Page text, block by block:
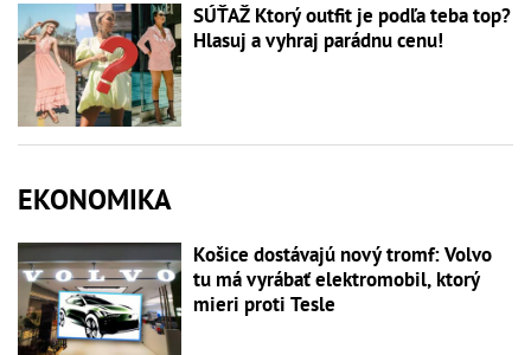
SÚŤAŽ Ktorý outfit je podľa teba top?
Hlasuj a vyhraj parádnu cenu!
EKONOMIKA
Košice dostávajú nový tromf: Volvo
tu má vyrábať elektromobil, ktorý
mieri proti Tesle